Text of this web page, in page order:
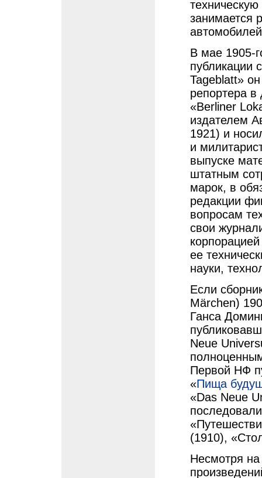
занимается
В мае 1905-
публикации
Tageblatt»
репортера в
«Berliner
издателем
1921) и
и
выпуске
штатным
марок, в
редакции
вопросам
свои
ее
науки,
Если
Märchen)
Ганса
Neue
Первой НФ
«Пища
«Das Neue
(1910),
Несмотря на